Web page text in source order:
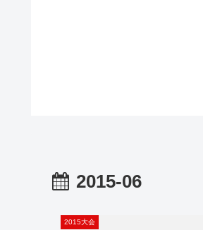
2015-06
2015大会